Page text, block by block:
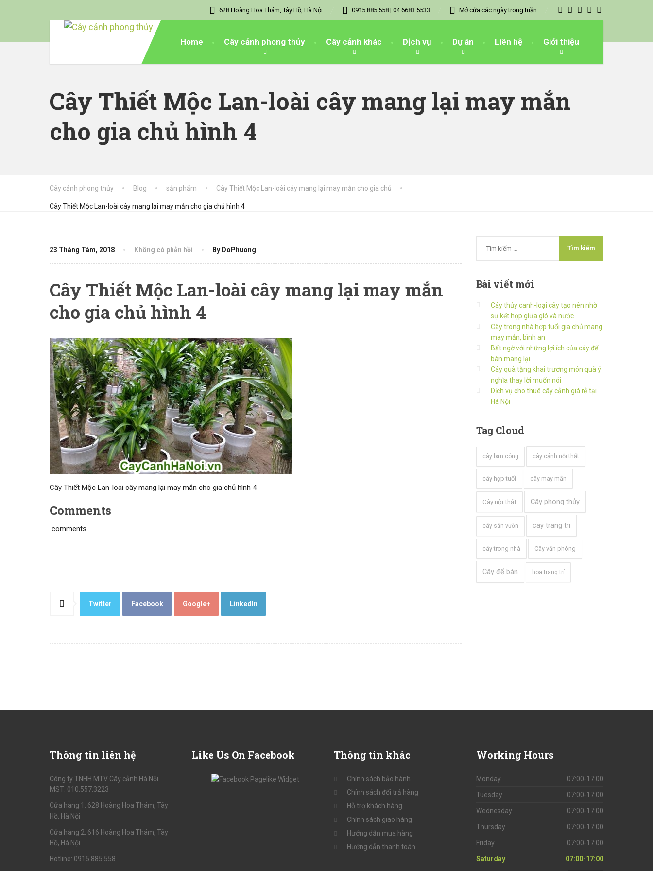
628 Hoàng Hoa Thám, Tây Hồ, Hà Nội 0915.885.558 | 04.6683.5533 Mở cửa các ngày trong tuần
Home Cây cảnh phong thủy Cây cảnh khác Dịch vụ Dự án Liên hệ Giới thiệu
Cây Thiết Mộc Lan-loài cây mang lại may mắn
cho gia chủ hình 4
Cây cảnh phong thủy Blog sản phẩm Cây Thiết Mộc Lan-loài cây mang lại may mắn cho gia chủ
Cây Thiết Mộc Lan-loài cây mang lại may mắn cho gia chủ hình 4
23 Tháng Tám, 2018 Không có phản hồi By DoPhuong
Cây Thiết Mộc Lan-loài cây mang lại may mắn
cho gia chủ hình 4
Cây Thiết Mộc Lan-loài cây mang lại may mắn cho gia chủ hình 4
Comments
comments
Twitter Facebook Google+ LinkedIn
Bài viết mới
Cây thủy canh-loại cây tạo nên nhờ
sự kết hợp giữa gió và nước
Cây trong nhà hợp tuổi gia chủ mang
may mắn, bình an
Bất ngờ với những lợi ích của cây để
bàn mang lại
Cây quà tặng khai trương món quà ý
nghĩa thay lời muốn nói
Dịch vụ cho thuê cây cảnh giá rẻ tại
Hà Nội
Tag Cloud
cây bạn công cây cảnh nội thất
cây hợp tuổi cây may mắn
Cây nội thất Cây phong thủy
cây sân vườn cây trang trí
cây trong nhà Cây văn phòng
Cây để bàn hoa trang trí
Thông tin liên hệ
Công ty TNHH MTV Cây cảnh Hà Nội
MST: 010.557.3223
Cửa hàng 1: 628 Hoàng Hoa Thám, Tây
Hồ, Hà Nội
Cửa hàng 2: 616 Hoàng Hoa Thám, Tây
Hồ, Hà Nội
Hotline: 0915.885.558
Like Us On Facebook Thông tin khác
Chính sách bảo hành
Chính sách đổi trả hàng
Hỗ trợ khách hàng
Chính sách giao hàng
Hướng dẫn mua hàng
Hướng dẫn thanh toán
Working Hours
Monday 07:00-17:00
Tuesday 07:00-17:00
Wednesday 07:00-17:00
Thursday 07:00-17:00
Friday 07:00-17:00
Saturday 07:00-17:00